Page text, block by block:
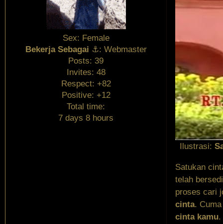
Sex: Female
Bekerja Sebagai ⚓: Webmaster
Posts: 39
Invites: 48
Respect: +82
Positive: +12
Total time:
7 days 8 hours
Ilustrasi:
Satukan
telah
proses cari
cinta.
cinta kamu.